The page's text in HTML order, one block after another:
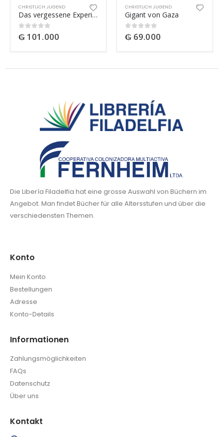
CHRISTLICH JUGEND
Das vergessene Experiment
0out of 5
₲ 101.000
CHRISTLICH JUGEND
Gigant von Gaza
0out of 5
₲ 69.000
Die Libería Filadelfia hat eine grosse Auswahl von Büchern im
Angebot. Man findet Bücher für alle Altersstufen und über die
verschiedensten Themen.
Konto
Mein Konto
Bestellungen
Adresse
Konto-Details
Informationen
Zahlungsmöglichkeiten
FAQs
Datenschutz
Über uns
Kontakt